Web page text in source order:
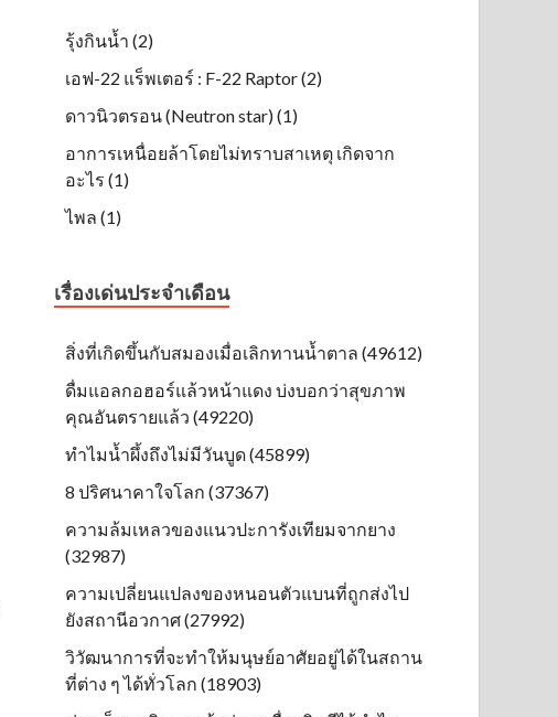
รุ้งกินน้ำ (2)
เอฟ-22 แร็พเตอร์ : F-22 Raptor (2)
ดาวนิวตรอน (Neutron star) (1)
อาการเหนื่อยล้าโดยไม่ทราบสาเหตุ เกิดจาก
อะไร (1)
ไพล (1)
เรื่องเด่นประจำเดือน
สิ่งที่เกิดขึ้นกับสมองเมื่อเลิกทานน้ำตาล (49612)
ดื่มแอลกอฮอร์แล้วหน้าแดง บ่งบอกว่าสุขภาพ
คุณอันตรายแล้ว (49220)
ทำไมน้ำผึ้งถึงไม่มีวันบูด (45899)
8 ปริศนาคาใจโลก (37367)
ความล้มเหลวของแนวปะการังเทียมจากยาง
(32987)
ความเปลี่ยนแปลงของหนอนตัวแบนที่ถูกส่งไป
ยังสถานีอวกาศ (27992)
วิวัฒนาการที่จะทำให้มนุษย์อาศัยอยู่ได้ในสถาน
ที่ต่าง ๆ ได้ทั่วโลก (18903)